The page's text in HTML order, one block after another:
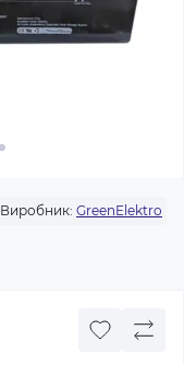
Виробник: GreenElektro